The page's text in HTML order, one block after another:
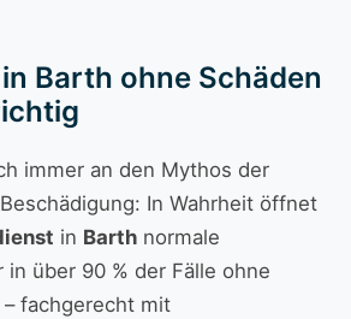
Barth ohne Schäden
immer an den Mythos der
In Wahrheit öffnet
in Barth normale
in über 90 % der Fälle ohne
fachgerecht mit